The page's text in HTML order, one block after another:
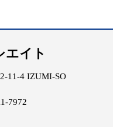
エイト
11-4 IZUMI-SO
7972